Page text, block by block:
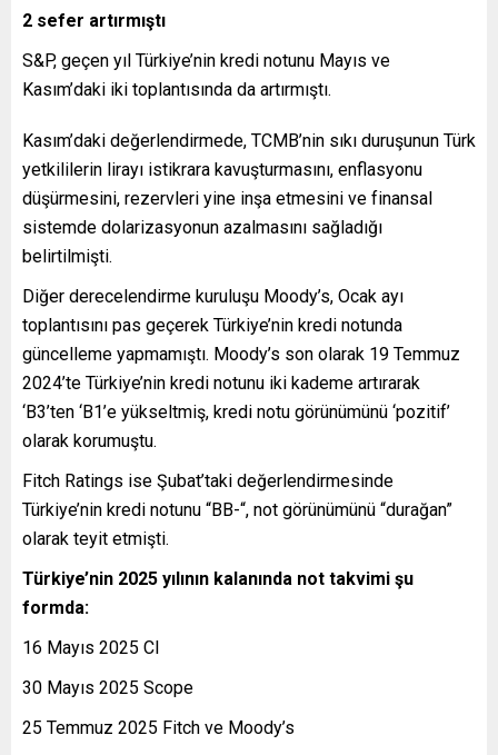
2 sefer artırmıştı
S&P, geçen yıl Türkiye’nin kredi notunu Mayıs ve
Kasım’daki iki toplantısında da artırmıştı.
Kasım’daki değerlendirmede, TCMB’nin sıkı duruşunun Türk
yetkililerin lirayı istikrara kavuşturmasını, enflasyonu
düşürmesini, rezervleri yine inşa etmesini ve finansal
sistemde dolarizasyonun azalmasını sağladığı
belirtilmişti.
Diğer derecelendirme kuruluşu Moody’s, Ocak ayı
toplantısını pas geçerek Türkiye’nin kredi notunda
güncelleme yapmamıştı. Moody’s son olarak 19 Temmuz
2024’te Türkiye’nin kredi notunu iki kademe artırarak
‘B3’ten ‘B1’e yükseltmiş, kredi notu görünümünü ‘pozitif’
olarak korumuştu.
Fitch Ratings ise Şubat’taki değerlendirmesinde
Türkiye’nin kredi notunu “BB-“, not görünümünü “durağan”
olarak teyit etmişti.
Türkiye’nin 2025 yılının kalanında not takvimi şu
formda:
16 Mayıs 2025 CI
30 Mayıs 2025 Scope
25 Temmuz 2025 Fitch ve Moody’s